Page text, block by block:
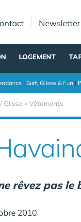
Newsletter
LOGEMENT
| Surf, Glisse & Fun |
Glisse » Vêtements
rêvez pas
2010